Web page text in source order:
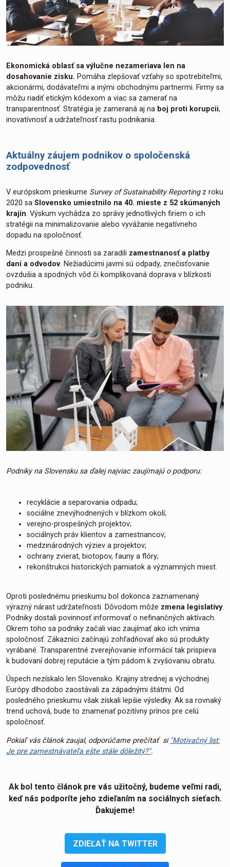
Ekonomická oblasť sa výlučne nezameriava len na
dosahovanie zisku. Pomáha zlepšovať vzťahy so spotrebiteľmi,
akcionármi, dodávateľmi a inými obchodnými partnermi. Firmy sa
môžu riadiť etickým kódexom a viac sa zamerať na
transparentnosť. Stratégia je zameraná aj na boj proti korupcii,
inovatívnosť a udržateľnosť rastu podnikania.
Aktuálny záujem podnikov o spoločenská
zodpovednosť
V európskom prieskume Survey of Sustainability Reportingz roku
2020 sa Slovensko umiestnilo na 40. mieste z 52 skúmaných
krajín. Výskum vychádza zo správy jednotlivých firiem o ich
stratégii na minimalizovanie alebo vyvážanie negatívneho
dopadu na spoločnosť.
Medzi prospešné činnosti sa zaradili zamestnanosť a platby
daní a odvodov. Nežiadúcimi javmi sú odpady, znečisťovanie
ovzdušia a spodných vôd či komplikovaná doprava v blízkosti
podniku.
Podniky na Slovensku sa ďalej najviac zaujímajú o podporu:
recyklácie a separovania odpadu;
sociálne znevýhodnených v blízkom okolí;
verejno-prospešných projektov;
sociálnych práv klientov a zamestnancov;
medzinárodných výziev a projektov;
ochrany zvierat, biotopov, fauny a flóry;
rekonštrukcii historických pamiatok a významných miest.
Oproti poslednému prieskumu bol dokonca zaznamenaný
výrazný nárast udržateľnosti. Dôvodom môže zmena legislatívy.
Podniky dostali povinnosť informovať o nefinančných aktívach.
Okrem toho sa podniky začali viac zaujímať ako ich vníma
spoločnosť. Zákazníci začínajú zohľadňovať ako sú produkty
vyrábané. Transparentné zverejňovanie informácií tak prispieva
k budovaní dobrej reputácie a tým pádom k zvyšovaniu obratu.
Úspech nezískalo len Slovensko. Krajiny strednej a východnej
Európy dlhodobo zaostávali za západnými štátmi. Od
posledného prieskumu však získali lepšie výsledky. Ak sa rovnaký
trend uchová, bude to znamenať pozitívny prínos pre celú
spoločnosť.
Pokiaľ vás článok zaujal, odporúčame prečítať si "Motivačný list:
Je pre zamestnávateľa ešte stále dôležitý?".
Ak bol tento článok pre vás užitočný, budeme veľmi radi,
keď nás podporíte jeho zdieľaním na sociálnych sieťach.
Ďakujeme!
ZDIEĽAŤ NA TWITTER